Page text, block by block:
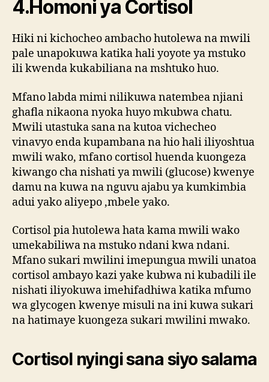
4.Homoni ya Cortisol
Hiki ni kichocheo ambacho hutolewa na mwili
pale unapokuwa katika hali yoyote ya mstuko
ili kwenda kukabiliana na mshtuko huo.
Mfano labda mimi nilikuwa natembea njiani
ghafla nikaona nyoka huyo mkubwa chatu.
Mwili utastuka sana na kutoa vichecheo
vinavyo enda kupambana na hio hali iliyoshtua
mwili wako, mfano cortisol huenda kuongeza
kiwango cha nishati ya mwili (glucose) kwenye
damu na kuwa na nguvu ajabu ya kumkimbia
adui yako aliyepo ,mbele yako.
Cortisol pia hutolewa hata kama mwili wako
umekabiliwa na mstuko ndani kwa ndani.
Mfano sukari mwilini imepungua mwili unatoa
cortisol ambayo kazi yake kubwa ni kubadili ile
nishati iliyokuwa imehifadhiwa katika mfumo
wa glycogen kwenye misuli na ini kuwa sukari
na hatimaye kuongeza sukari mwilini mwako.
Cortisol nyingi sana siyo salama